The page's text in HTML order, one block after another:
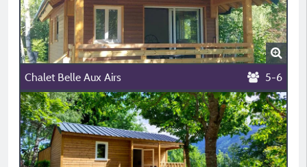
Chalet Belle Aux Airs 5-6